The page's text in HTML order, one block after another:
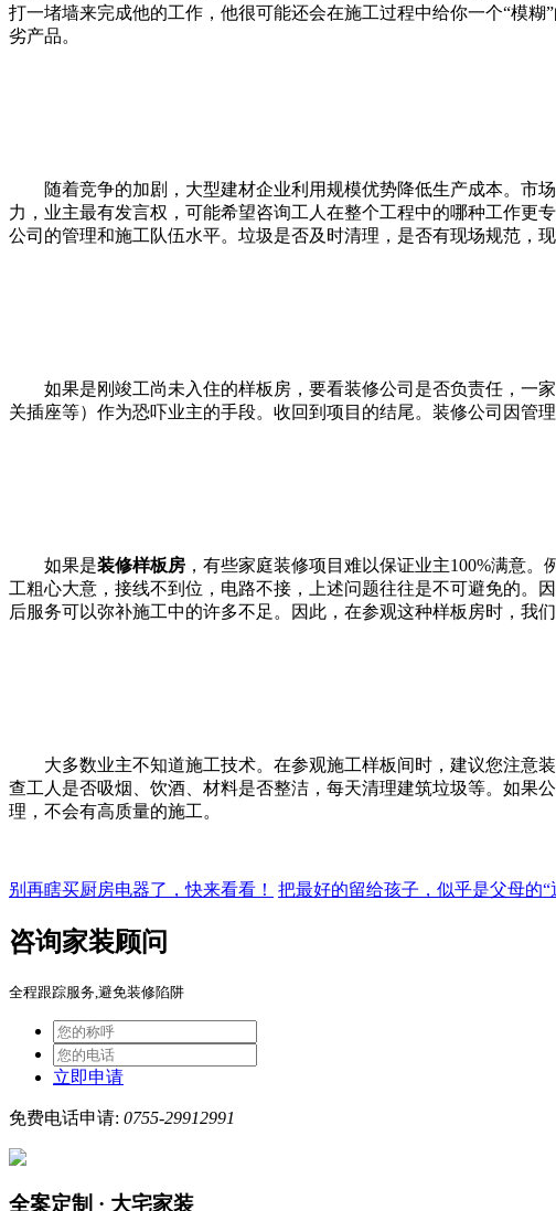
打一堵墙来完成他的工作，他很可能还会在施工过程中给你一个“模
劣产品。
随着竞争的加剧，大型建材企业利用规模优势降低生产成本。市
力，业主最有发言权，可能希望咨询工人在整个工程中的哪种工作更
公司的管理和施工队伍水平。垃圾是否及时清理，是否有现场规范，
如果是刚竣工尚未入住的样板房，要看装修公司是否负责任，一
关插座等）作为恐吓业主的手段。收回到项目的结尾。装修公司因管
如果是装修样板房 ，有些家庭装修项目难以保证业主100%满意
工粗心大意，接线不到位，电路不接，上述问题往往是不可避免的。
后服务可以弥补施工中的许多不足。因此，在参观这种样板房时，我
大多数业主不知道施工技术。在参观施工样板间时，建议您注意
查工人是否吸烟、饮酒、材料是否整洁，每天清理建筑垃圾等。如果
理，不会有高质量的施工。
别再瞎买厨房电器了，快来看看！ 把最好的留给孩子，似乎是父母的“
咨询家装顾问
全程跟踪服务,避免装修陷阱
立即申请
免费电话申请: 0755-29912991
全案定制 · 大宅家装